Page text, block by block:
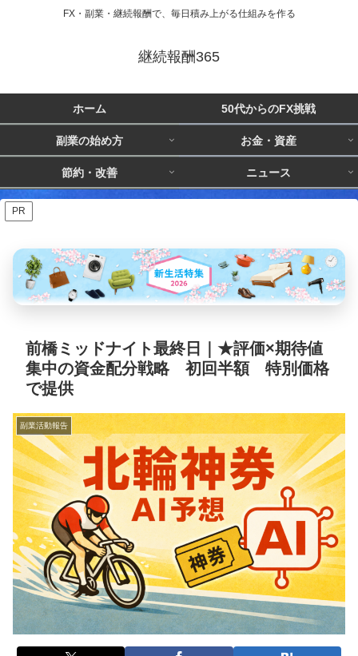
FX・副業・継続報酬で、毎日積み上がる仕組みを作る
継続報酬365
ホーム 50代からのFX挑戦
副業の始め方 お金・資産
節約・改善 ニュース
PR
前橋ミッドナイト最終日｜★評価×期待値
集中の資金配分戦略 初回半額 特別価格
で提供
副業活動報告